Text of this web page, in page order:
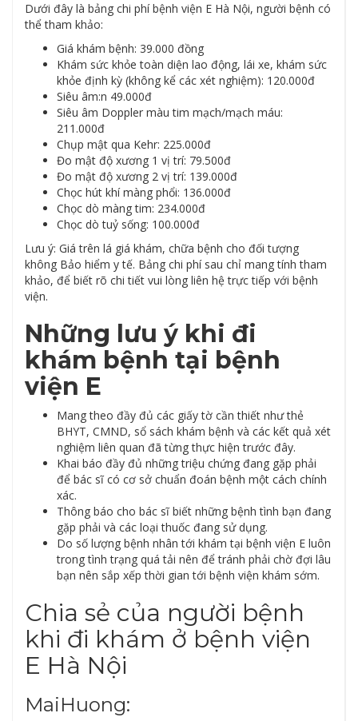
Dưới đây là bảng chi phí bệnh viện E Hà Nội, người bệnh có
thể tham khảo:
Giá khám bệnh: 39.000 đồng
Khám sức khỏe toàn diện lao động, lái xe, khám sức
khỏe định kỳ (không kể các xét nghiệm): 120.000đ
Siêu âm:n 49.000đ
Siêu âm Doppler màu tim mạch/mạch máu:
211.000đ
Chụp mật qua Kehr: 225.000đ
Đo mật độ xương 1 vị trí: 79.500đ
Đo mật độ xương 2 vị trí: 139.000đ
Chọc hút khí màng phổi: 136.000đ
Chọc dò màng tim: 234.000đ
Chọc dò tuỷ sống: 100.000đ
Lưu ý: Giá trên lá giá khám, chữa bệnh cho đối tượng
không Bảo hiểm y tế. Bảng chi phí sau chỉ mang tính tham
khảo, để biết rõ chi tiết vui lòng liên hệ trực tiếp với bệnh
viện.
Những lưu ý khi đi
khám bệnh tại bệnh
viện E
Mang theo đầy đủ các giấy tờ cần thiết như thẻ
BHYT, CMND, sổ sách khám bệnh và các kết quả xét
nghiệm liên quan đã từng thực hiện trước đây.
Khai báo đầy đủ những triệu chứng đang gặp phải
để bác sĩ có cơ sở chuẩn đoán bệnh một cách chính
xác.
Thông báo cho bác sĩ biết những bệnh tình bạn đang
gặp phải và các loại thuốc đang sử dụng.
Do số lượng bệnh nhân tới khám tại bệnh viện E luôn
trong tình trạng quá tải nên để tránh phải chờ đợi lâu
bạn nên sắp xếp thời gian tới bệnh viện khám sớm.
Chia sẻ của người bệnh
khi đi khám ở bệnh viện
E Hà Nội
MaiHuong: